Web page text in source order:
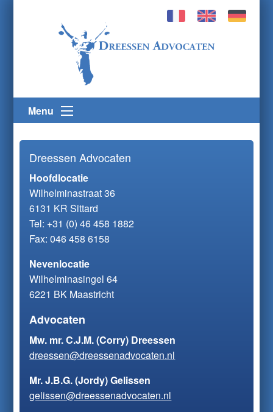
Menu
Dreessen Advocaten
Hoofdlocatie
Wilhelminastraat 36
6131 KR Sittard
Tel: +31 (0) 46 458 1882
Fax: 046 458 6158
Nevenlocatie
Wilhelminasingel 64
6221 BK Maastricht
Advocaten
Mw. mr. C.J.M. (Corry) Dreessen
dreessen@dreessenadvocaten.nl
Mr. J.B.G. (Jordy) Gelissen
gelissen@dreessenadvocaten.nl